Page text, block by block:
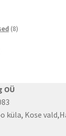
88
OÜ
küla, Kose